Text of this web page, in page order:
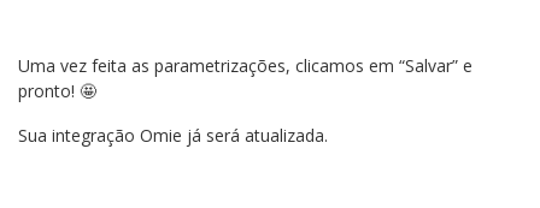
Uma vez feita as parametrizações, clicamos em “Salvar” e
pronto! 🤩
Sua integração Omie já será atualizada.